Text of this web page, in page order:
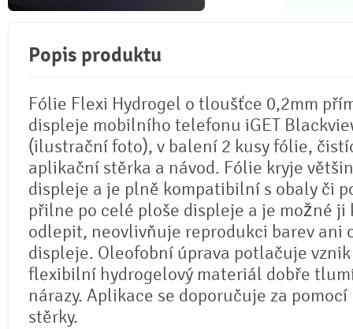
Popis produktu
Fólie Flexi Hydrogel o tloušťce 0,2mm
displeje mobilního telefonu iGET
(ilustrační foto), v balení 2 kusy fólie,
aplikační stěrka a návod. Fólie kryje
displeje a je plně kompatibilní s obaly či
přilne po celé ploše displeje a je možné ji
odlepit, neovlivňuje reprodukci barev ani
displeje. Oleofobní úprava potlačuje
flexibilní hydrogelový materiál dobře
nárazy. Aplikace se doporučuje za
stěrky.